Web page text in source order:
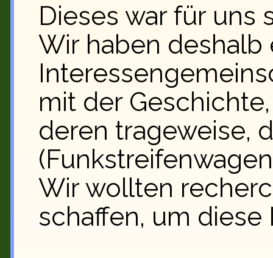
Dieses war für uns
Wir haben
mit der
deren trageweise,
Wir wollten
schaffen, um